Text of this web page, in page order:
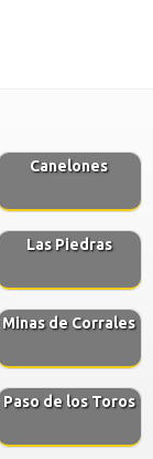
Canelones
Las Piedras
Minas de Corrales
Paso de los Toros